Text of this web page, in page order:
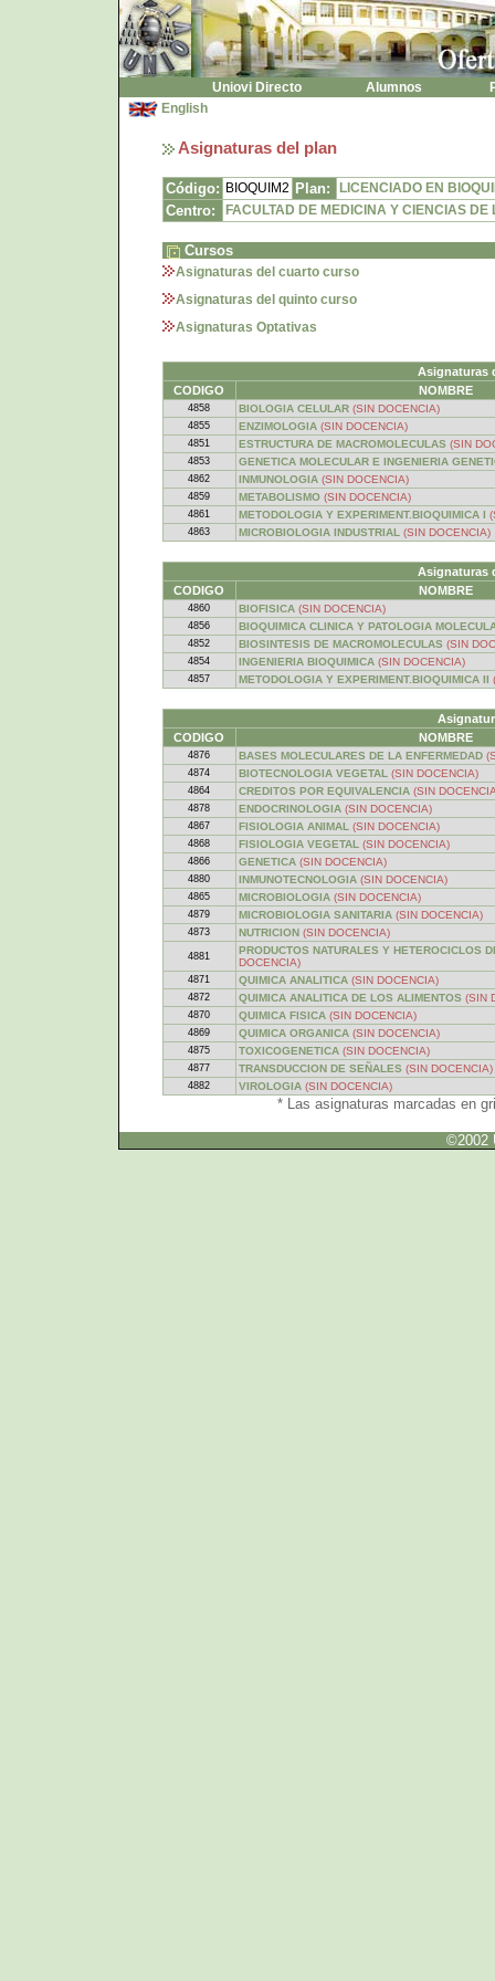
Uniovi Directo Alumnos
English
Asignaturas del plan
Código: BIOQUIM2 Plan: LICENCIADO EN
Centro: FACULTAD DE MEDICINA Y CIENCIAS DE
Cursos
Asignaturas del cuarto curso
Asignaturas del quinto curso
Asignaturas Optativas
Asignaturas
CODIGO
NOMBRE
4858 BIOLOGIA CELULAR (SIN DOCENCIA)
4855 ENZIMOLOGIA (SIN DOCENCIA)
4851 ESTRUCTURA DE MACROMOLECULAS (SIN
4853 GENETICA MOLECULAR E INGENIERIA
4862 INMUNOLOGIA (SIN DOCENCIA)
4859 METABOLISMO (SIN DOCENCIA)
4861 METODOLOGIA Y EXPERIMENT.BIOQUIMICA I
4863 MICROBIOLOGIA INDUSTRIAL (SIN DOCENCIA)
Asignaturas
CODIGO
NOMBRE
4860 BIOFISICA (SIN DOCENCIA)
4856 BIOQUIMICA CLINICA Y PATOLOGIA
4852 BIOSINTESIS DE MACROMOLECULAS (SIN
4854 INGENIERIA BIOQUIMICA (SIN DOCENCIA)
4857 METODOLOGIA Y EXPERIMENT.BIOQUIMICA II
CODIGO
NOMBRE
4876 BASES MOLECULARES DE LA ENFERMEDAD
4874 BIOTECNOLOGIA VEGETAL (SIN DOCENCIA)
4864 CREDITOS POR EQUIVALENCIA (SIN
4878 ENDOCRINOLOGIA (SIN DOCENCIA)
4867 FISIOLOGIA ANIMAL (SIN DOCENCIA)
4868 FISIOLOGIA VEGETAL (SIN DOCENCIA)
4866 GENETICA (SIN DOCENCIA)
4880 INMUNOTECNOLOGIA (SIN DOCENCIA)
4865 MICROBIOLOGIA (SIN DOCENCIA)
4879 MICROBIOLOGIA SANITARIA (SIN DOCENCIA)
4873 NUTRICION (SIN DOCENCIA)
4881
PRODUCTOS NATURALES Y HETEROCICLOS
DOCENCIA)
4871 QUIMICA ANALITICA (SIN DOCENCIA)
4872 QUIMICA ANALITICA DE LOS ALIMENTOS (SIN
4870 QUIMICA FISICA (SIN DOCENCIA)
4869 QUIMICA ORGANICA (SIN DOCENCIA)
4875 TOXICOGENETICA (SIN DOCENCIA)
4877 TRANSDUCCION DE SEÑALES (SIN DOCENCIA)
4882 VIROLOGIA (SIN DOCENCIA)
* Las asignaturas marcadas en
©2002